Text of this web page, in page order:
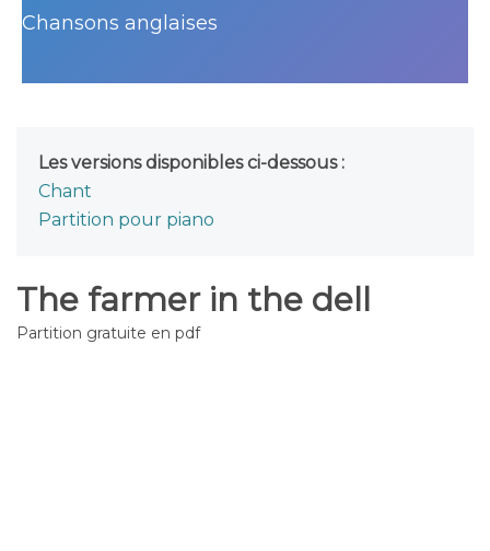
Chansons anglaises
Les versions disponibles ci-dessous :
Chant
Partition pour piano
The farmer in the dell
Partition gratuite en pdf